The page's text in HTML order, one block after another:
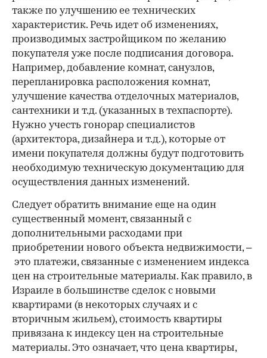
также по улучшению ее технических
характеристик. Речь идет об изменениях,
производимых застройщиком по желанию
покупателя уже после подписания договора.
Например, добавление комнат, санузлов,
перепланировка расположения комнат,
улучшение качества отделочных материалов,
сантехники и т.д. (указанных в техпаспорте).
Нужно учесть гонорар специалистов
(архитектора, дизайнера и т.д.), которые от
имени покупателя должны будут подготовить
необходимую техническую документацию для
осуществления данных изменений.
Следует обратить внимание еще на один
существенный момент, связанный с
дополнительными расходами при
приобретении нового объекта недвижимости, –
это платежи, связанные с изменением индекса
цен на строительные материалы. Как правило, в
Израиле в большинстве сделок с новыми
квартирами (в некоторых случаях и с
вторичным жильем), стоимость квартиры
привязана к индексу цен на строительные
материалы. Это означает, что цена квартиры,